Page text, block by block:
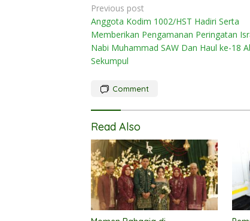
Post
navigation
Previous post
Anggota Kodim 1002/HST Hadiri Serta
Memberikan Pengamanan Peringatan
Nabi Muhammad SAW Dan Haul ke-18
Sekumpul
Comment
Read Also